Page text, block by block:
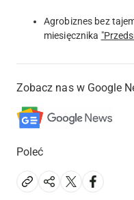
Agrobiznes bez
miesięcznika
Zobacz nas w Google
Poleć